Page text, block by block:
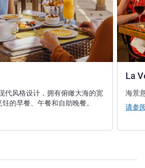
代风格设计，拥有俯瞰大海的宽
的早餐、午餐和自助晚餐。
La
海景
请参